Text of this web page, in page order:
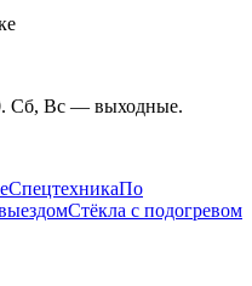
Сб, Вс — выходные.
СпецтехникаПо
Стёкла с подогревом